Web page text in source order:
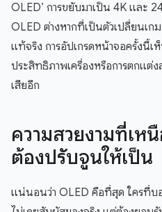
OLED’ การขยับมาเป็น 4K และ
OLED ต่างหากที่เป็นตัวเปลี่ยนเก
แท้จริง การอัปเกรดหน้าจอครั้งนี้เ
ประสิทธิภาพเครื่องหรือการตกแต่
เสียอีก
ความสวยงามที่เห
ต้องปรับจูนให้เป็น
แน่นอนว่า OLED คือที่สุด ใครที่บอ